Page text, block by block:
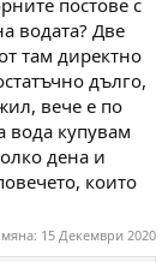
водата? Две
там директно
дълго,
вече е по
вода купувам
дена и
които
15 Декември 2020